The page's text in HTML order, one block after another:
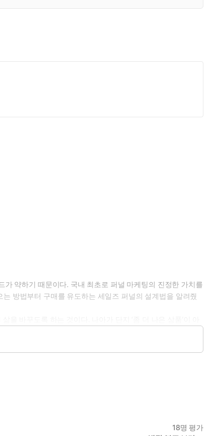
가 약하기 때문이다. 국내 최초로 퍼널 마케팅의 진정한 가치를
방법부터 구매를 유도하는 세일즈 퍼널의 설계법을 알려줬
전술을 체계적으로 따른다면 그저 고객이었던 사람들이 어
한 교과서다.
18명 평가